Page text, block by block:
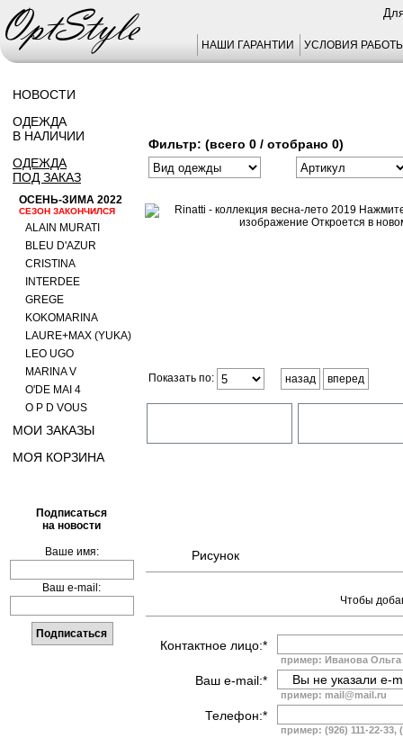
НАШИ ГАРАНТИИ УСЛОВИЯ
НОВОСТИ
ОДЕЖДА
В НАЛИЧИИ
ОДЕЖДА
ПОД ЗАКАЗ
ОСЕНЬ-ЗИМА 2022
СЕЗОН ЗАКОНЧИЛСЯ
ALAIN MURATI
BLEU D'AZUR
CRISTINA
INTERDEE
GREGE
KOKOMARINA
LAURE+MAX (YUKA)
LEO UGO
MARINA V
O'DE MAI 4
O P D VOUS
МОИ ЗАКАЗЫ
МОЯ КОРЗИНА
Подписаться
на новости
Ваше имя:
Ваш e-mail:
Фильтр: (всего 0 / отобрано 0)
Показать по: назад вперед
Рисунок
Чтобы
Контактное лицо:*
пример: Иванова Ольга
Ваш e-mail:*
пример: mail@mail.ru
Телефон:*
пример: (926) 111-22-33,